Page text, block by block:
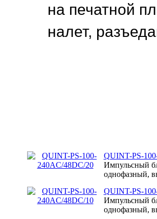
на печатной
налет,
QUINT-PS-
Импульсный
однофазный,
QUINT-PS-
Импульсный
однофазный,